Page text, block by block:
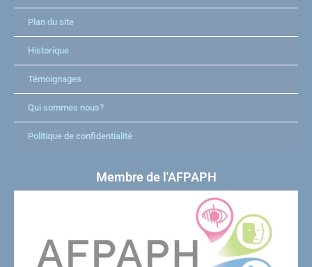
Plan du site
Historique
Témoignages
Qui sommes nous?
Politique de confidentialité
Membre de l'AFPAPH